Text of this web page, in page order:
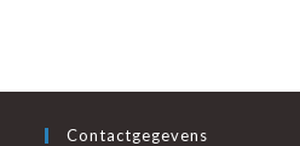
Contactgegevens